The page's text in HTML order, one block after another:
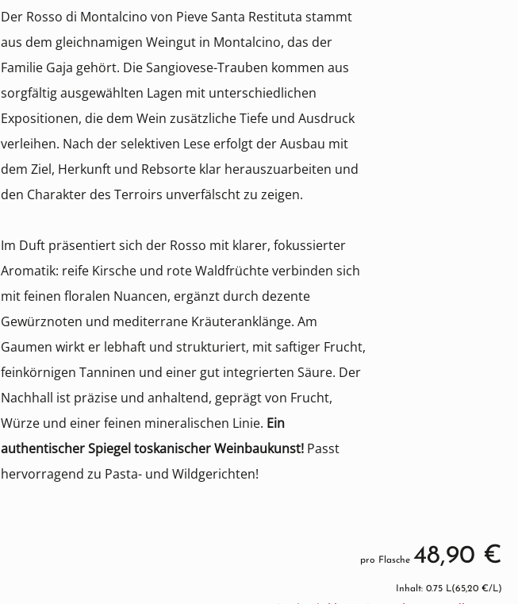
Der Rosso di Montalcino von Pieve Santa Restituta stammt
aus dem gleichnamigen Weingut in Montalcino, das der
Familie Gaja gehört. Die Sangiovese-Trauben kommen aus
sorgfältig ausgewählten Lagen mit unterschiedlichen
Expositionen, die dem Wein zusätzliche Tiefe und Ausdruck
verleihen. Nach der selektiven Lese erfolgt der Ausbau mit
dem Ziel, Herkunft und Rebsorte klar herauszuarbeiten und
den Charakter des Terroirs unverfälscht zu zeigen.
Im Duft präsentiert sich der Rosso mit klarer, fokussierter
Aromatik: reife Kirsche und rote Waldfrüchte verbinden sich
mit feinen floralen Nuancen, ergänzt durch dezente
Gewürznoten und mediterrane Kräuteranklänge. Am
Gaumen wirkt er lebhaft und strukturiert, mit saftiger Frucht,
feinkörnigen Tanninen und einer gut integrierten Säure. Der
Nachhall ist präzise und anhaltend, geprägt von Frucht,
Würze und einer feinen mineralischen Linie. Ein
authentischer Spiegel toskanischer Weinbaukunst! Passt
hervorragend zu Pasta- und Wildgerichten!
pro Flasche 48,90 €
Inhalt: 0.75 L(65,20 €/L)